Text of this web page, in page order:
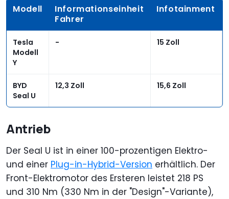
Modell
Informationseinheit
Fahrer
Infotainment
Tesla
Modell
Y
- 15 Zoll
BYD
Seal U
12,3 Zoll 15,6 Zoll
Antrieb
Der Seal U ist in einer 100-prozentigen Elektro-
und einer Plug-in-Hybrid-Version erhältlich. Der
Front-Elektromotor des Ersteren leistet 218 PS
und 310 Nm (330 Nm in der "Design"-Variante),